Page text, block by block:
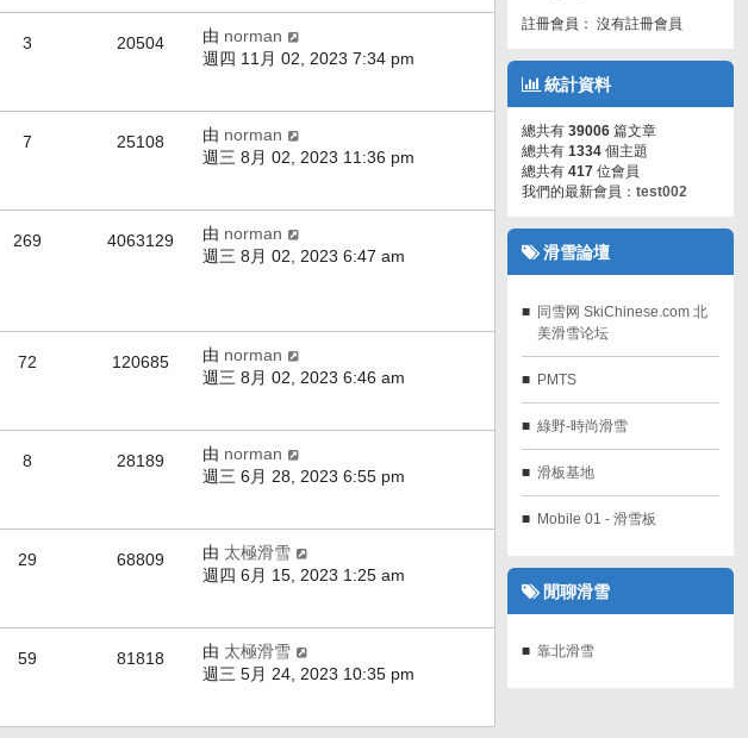
3 20504 由 norman
週四 11月 02, 2023 7:34 pm
7 25108 由 norman
週三 8月 02, 2023 11:36 pm
269 4063129 由 norman
週三 8月 02, 2023 6:47 am
72 120685 由 norman
週三 8月 02, 2023 6:46 am
8 28189 由 norman
週三 6月 28, 2023 6:55 pm
29 68809 由 太極滑雪
週四 6月 15, 2023 1:25 am
59 81818 由 太極滑雪
週三 5月 24, 2023 10:35 pm
註冊會員： 沒有註冊會員
統計資料
總共有 39006 篇文章
總共有 1334 個主題
總共有 417 位會員
我們的最新會員： test002
滑雪論壇
同雪网 SkiChinese.com 北
美滑雪论坛
PMTS
綠野-時尚滑雪
滑板基地
Mobile 01 - 滑雪板
閒聊滑雪
靠北滑雪